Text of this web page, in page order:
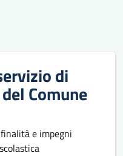
di
Comune
e impegni